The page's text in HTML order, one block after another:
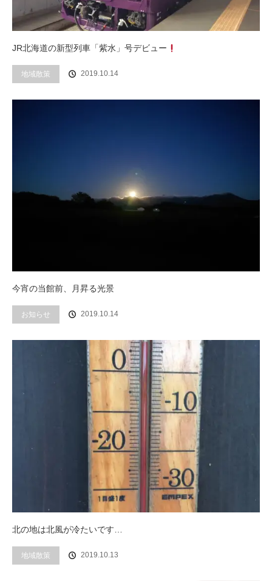
JR北海道の新型列車「紫水」号デビュー
地域散策 2019.10.14
今宵の当館前、月昇る光景
お知らせ 2019.10.14
北の地は北風が冷たいです…
地域散策 2019.10.13